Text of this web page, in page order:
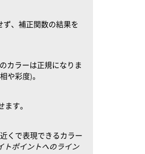
ず、補正関数の結果を
カラーは正規になりま
や彩度)。
す。
くで表現できるカラー
トポイントへのライン